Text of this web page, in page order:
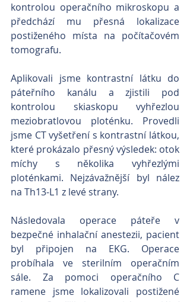
kontrolou operačního mikroskopu a
předchází mu přesná lokalizace
postiženého místa na počítačovém
tomografu.
Aplikovali jsme kontrastní látku do
páteřního kanálu a zjistili pod
kontrolou skiaskopu vyhřezlou
meziobratlovou ploténku. Provedli
jsme CT vyšetření s kontrastní látkou,
které prokázalo přesný výsledek: otok
míchy s několika vyhřezlými
ploténkami. Nejzávažnější byl nález
na Th13-L1 z levé strany.
Následovala operace páteře v
bezpečné inhalační anestezii, pacient
byl připojen na EKG. Operace
probíhala ve sterilním operačním
sále. Za pomoci operačního C
ramene jsme lokalizovali postižené